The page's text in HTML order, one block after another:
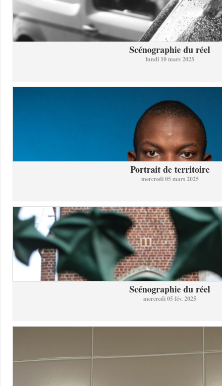
Scénographie du réel
lundi 10 mars 2025
Portrait de territoire
mercredi 05 mars 2025
Scénographie du réel
mercredi 05 fév. 2025